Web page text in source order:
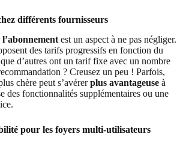
différents fournisseurs
est un aspect à ne pas négliger.
des tarifs progressifs en fonction du
d’autres ont un tarif fixe avec un nombre
? Creusez un peu ! Parfois,
chère peut s’avérerplus avantageuse à
des fonctionnalités supplémentaires ou une
pour les foyers multi-utilisateurs